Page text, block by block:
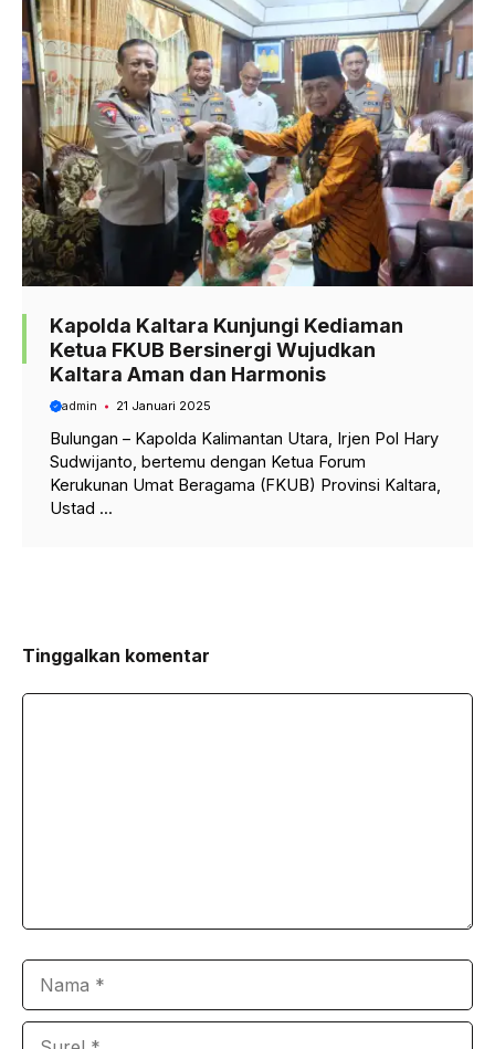
Kapolda Kaltara Kunjungi Kediaman
Ketua FKUB Bersinergi Wujudkan
Kaltara Aman dan Harmonis
admin 21 Januari 2025
Bulungan – Kapolda Kalimantan Utara, Irjen Pol Hary
Sudwijanto, bertemu dengan Ketua Forum
Kerukunan Umat Beragama (FKUB) Provinsi Kaltara,
Ustad ...
Tinggalkan komentar